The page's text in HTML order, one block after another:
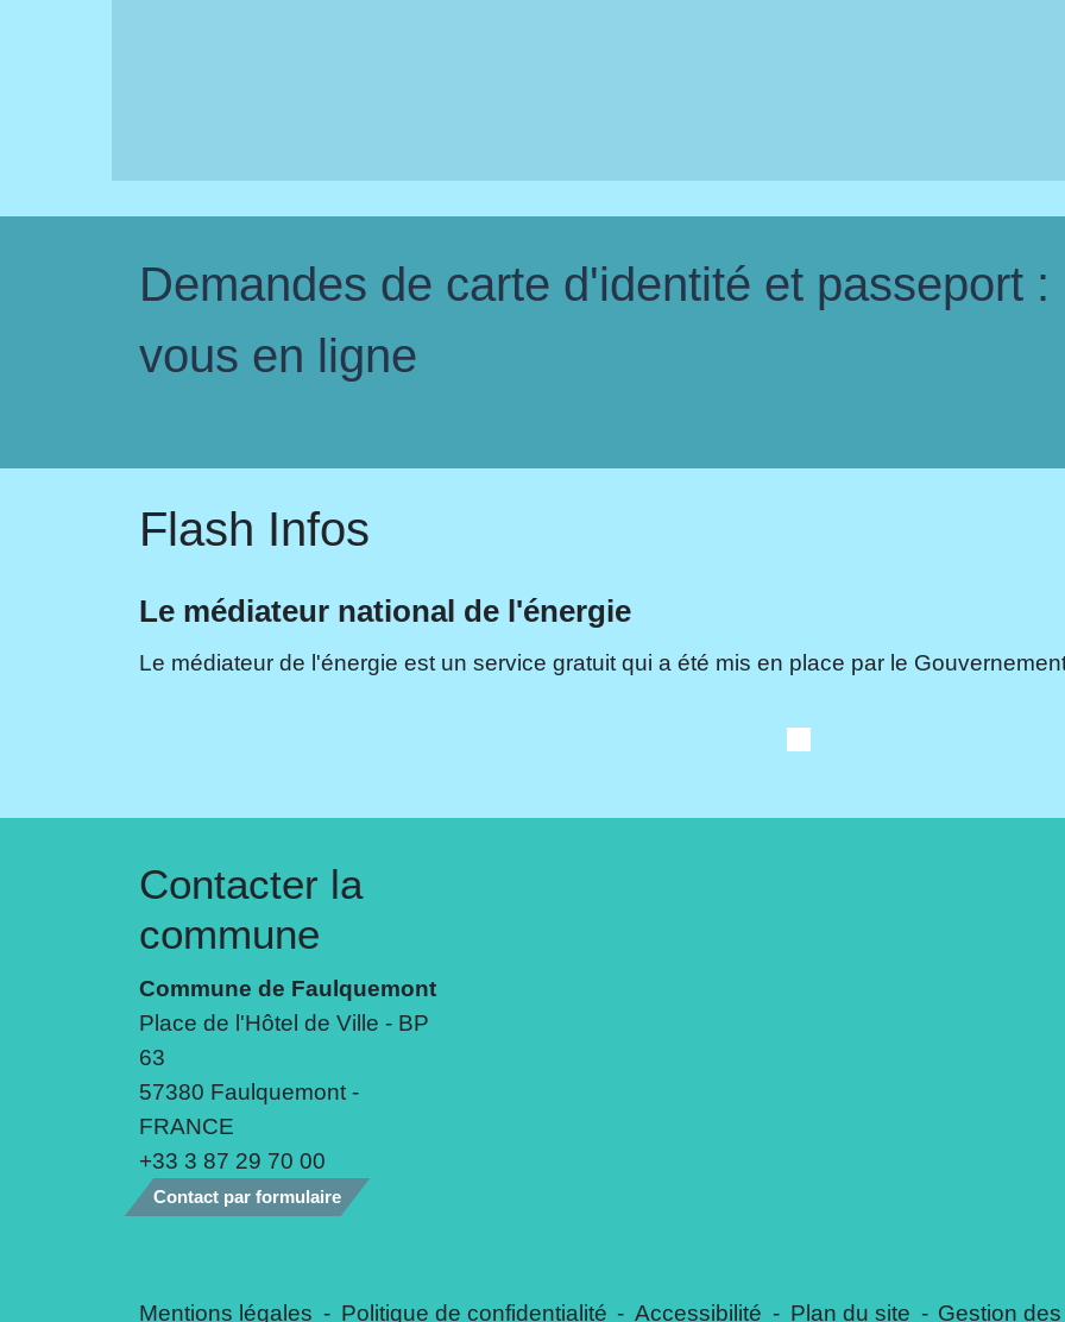
Demandes de carte d'identité et passeport
vous en ligne
Flash Infos
Le médiateur national de l'énergie
Le médiateur de l'énergie est un service gratuit qui a été mis en place par le
Contacter la
commune
Commune de Faulquemont
Place de l'Hôtel de Ville - BP
63
57380 Faulquemont -
FRANCE
+33 3 87 29 70 00
Contact par formulaire
Mentions légales - Politique de confidentialité - Accessibilité - Plan du site - Gestion